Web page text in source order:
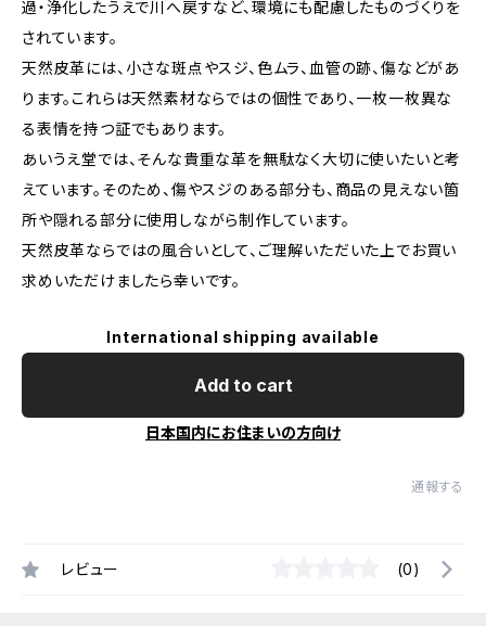
過・浄化したうえで川へ戻すなど、環境にも配慮したものづくりを
されています。
天然皮革には、小さな斑点やスジ、色ムラ、血管の跡、傷などがあ
ります。これらは天然素材ならではの個性であり、一枚一枚異な
る表情を持つ証でもあります。
あいうえ堂では、そんな貴重な革を無駄なく大切に使いたいと考
えています。そのため、傷やスジのある部分も、商品の見えない箇
所や隠れる部分に使用しながら制作しています。
天然皮革ならではの風合いとして、ご理解いただいた上でお買い
求めいただけましたら幸いです。
International shipping available
Add to cart
日本国内にお住まいの方向け
通報する
レビュー (0)